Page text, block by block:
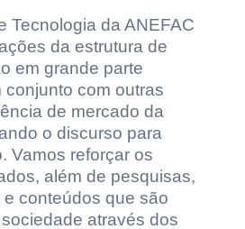
Tecnologia da ANEFAC
da estrutura de
em grande parte
com outras
de mercado da
o discurso para
Vamos reforçar os
além de pesquisas,
conteúdos que são
através dos